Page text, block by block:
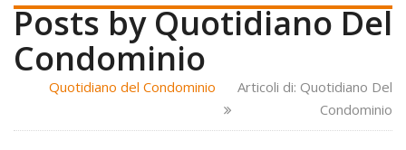
Posts by Quotidiano Del
Condominio
Quotidiano del Condominio
Articoli di: Quotidiano Del
Condominio